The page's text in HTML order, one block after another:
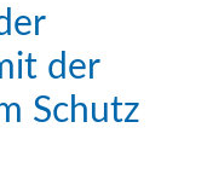
der
Schutz